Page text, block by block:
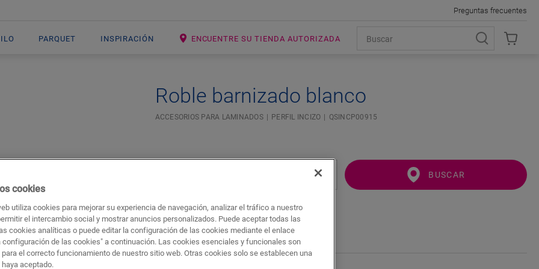
PARQUET INSPIRACIÓN ENCUENTRE SU TIENDA AUTORIZADA
Preguntas frecuentes
Roble barnizado blanco
ACCESORIOS PARA LAMINADOS PERFIL INCIZO QSINCP00915
BUSCAR
Acceso rápido a Descargas
cookies
utiliza cookies para mejorar su experiencia de navegación, analizar el tráfico a nuestro
el intercambio social y mostrar anuncios personalizados. Puede aceptar todas las
cookies analíticas o puede editar la configuración de las cookies mediante el enlace
configuración de las cookies" a continuación. Las cookies esenciales y funcionales son
el correcto funcionamiento de nuestro sitio web. Otras cookies solo se establecen una
aceptado.